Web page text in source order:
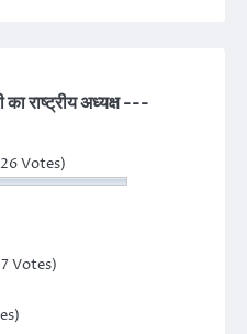
का राष्ट्रीय अध्यक्ष ---
Votes)
Votes)